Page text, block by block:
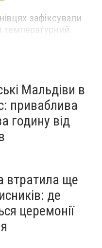
зафіксували
температурний
обмежили рух
транспорту
Мальдіви в
приваблива
годину від
втратила ще
де
церемонії